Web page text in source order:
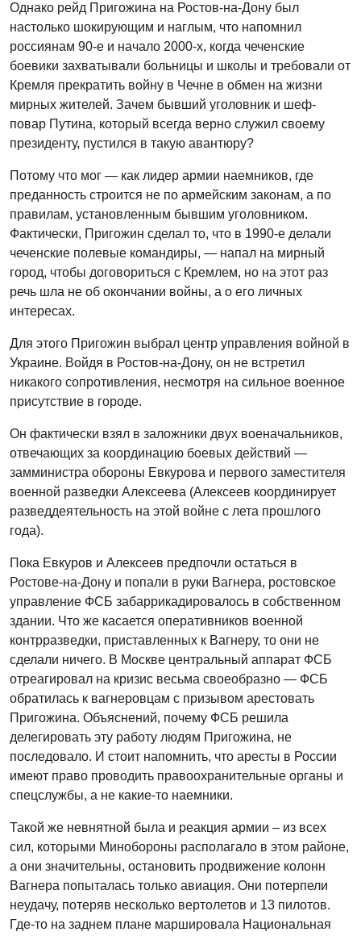
Однако рейд Пригожина на Ростов-на-Дону был
настолько шокирующим и наглым, что напомнил
россиянам 90-е и начало 2000-х, когда чеченские
боевики захватывали больницы и школы и требовали от
Кремля прекратить войну в Чечне в обмен на жизни
мирных жителей. Зачем бывший уголовник и шеф-
повар Путина, который всегда верно служил своему
президенту, пустился в такую авантюру?
Потому что мог — как лидер армии наемников, где
преданность строится не по армейским законам, а по
правилам, установленным бывшим уголовником.
Фактически, Пригожин сделал то, что в 1990-е делали
чеченские полевые командиры, — напал на мирный
город, чтобы договориться с Кремлем, но на этот раз
речь шла не об окончании войны, а о его личных
интересах.
Для этого Пригожин выбрал центр управления войной в
Украине. Войдя в Ростов-на-Дону, он не встретил
никакого сопротивления, несмотря на сильное военное
присутствие в городе.
Он фактически взял в заложники двух военачальников,
отвечающих за координацию боевых действий —
замминистра обороны Евкурова и первого заместителя
военной разведки Алексеева (Алексеев координирует
разведдеятельность на этой войне с лета прошлого
года).
Пока Евкуров и Алексеев предпочли остаться в
Ростове-на-Дону и попали в руки Вагнера, ростовское
управление ФСБ забаррикадировалось в собственном
здании. Что же касается оперативников военной
контрразведки, приставленных к Вагнеру, то они не
сделали ничего. В Москве центральный аппарат ФСБ
отреагировал на кризис весьма своеобразно — ФСБ
обратилась к вагнеровцам с призывом арестовать
Пригожина. Объяснений, почему ФСБ решила
делегировать эту работу людям Пригожина, не
последовало. И стоит напомнить, что аресты в России
имеют право проводить правоохранительные органы и
спецслужбы, а не какие-то наемники.
Такой же невнятной была и реакция армии – из всех
сил, которыми Минобороны располагало в этом районе,
а они значительны, остановить продвижение колонн
Вагнера попыталась только авиация. Они потерпели
неудачу, потеряв несколько вертолетов и 13 пилотов.
Где-то на заднем плане маршировала Национальная